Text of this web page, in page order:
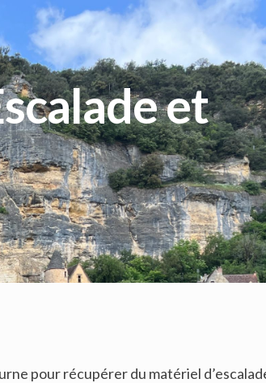
et
pour récupérer du matériel